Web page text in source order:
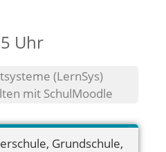
Uhr
(LernSys)
mit SchulMoodle
, Grundschule,